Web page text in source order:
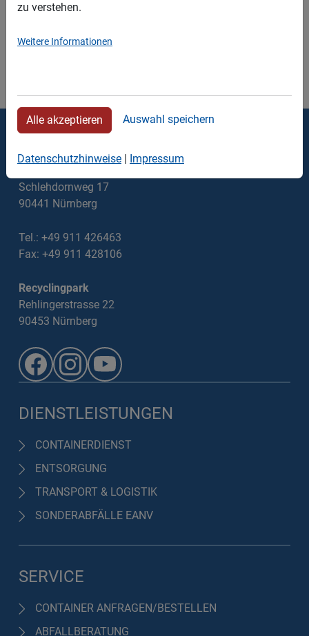
Thomas Walter Containerdienst
Schlehdornweg 17
90441 Nürnberg
Tel.: +49 911 426463
Fax: +49 911 428106
Recyclingpark
Rehlingerstrasse 22
90453 Nürnberg
DIENSTLEISTUNGEN
CONTAINERDIENST
ENTSORGUNG
TRANSPORT & LOGISTIK
SONDERABFÄLLE EANV
SERVICE
CONTAINER ANFRAGEN/BESTELLEN
ABFALLBERATUNG
zu verstehen.
Weitere Informationen
Alle akzeptieren Auswahl speichern
Datenschutzhinweise | Impressum